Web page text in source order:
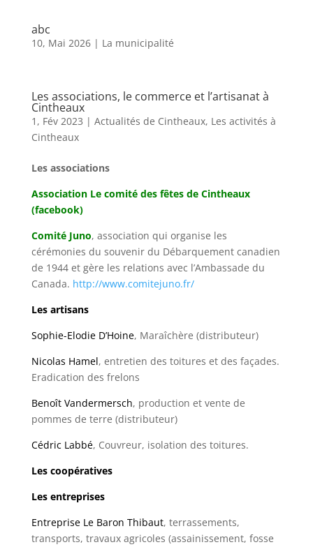
abc
10, Mai 2026| La municipalité
Les associations, le commerce et l’artisanat à
Cintheaux
1, Fév 2023 | Actualités de Cintheaux, Les activités à
Cintheaux
Les associations
Association Le comité des fêtes de Cintheaux
(facebook)
Comité Juno, association qui organise les
cérémonies du souvenir du Débarquement canadien
de 1944 et gère les relations avec l’Ambassade du
Canada. http://www.comitejuno.fr/
Les artisans
Sophie-Elodie D’Hoine, Maraîchère (distributeur)
Nicolas Hamel, entretien des toitures et des façades.
Eradication des frelons
Benoît Vandermersch, production et vente de
pommes de terre (distributeur)
Cédric Labbé, Couvreur, isolation des toitures.
Les coopératives
Les entreprises
Entreprise Le Baron Thibaut, terrassements,
transports, travaux agricoles (assainissement, fosse